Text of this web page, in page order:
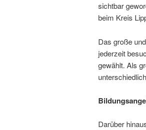
sichtbar
beim Kreis
Das große
jederzeit
gewählt. Als
Darüber